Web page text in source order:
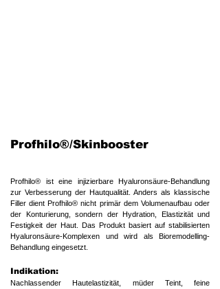
​Profhilo®/Skinbooster
Profhilo® ist eine injizierbare Hyaluronsäure-Behandlung
zur Verbesserung der Hautqualität. Anders als klassische
Filler dient Profhilo® nicht primär dem Volumenaufbau oder
der Konturierung, sondern der Hydration, Elastizität und
Festigkeit der Haut. Das Produkt basiert auf stabilisierten
Hyaluronsäure-Komplexen und wird als Bioremodelling-
Behandlung eingesetzt.
Indikation:
Nachlassender Hautelastizität, müder Teint, feine